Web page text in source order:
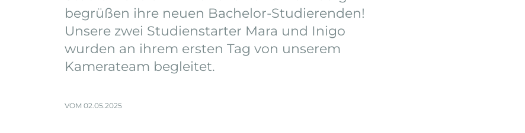
begrüßen ihre neuen Bachelor-Studierenden!
Unsere zwei Studienstarter Mara und Inigo
wurden an ihrem ersten Tag von unserem
Kamerateam begleitet.
VOM 02.05.2025